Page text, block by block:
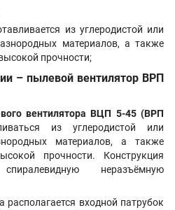
из углеродистой или
материалов, а также
прочности;
– пылевой вентилятор ВРП
вентилятора ВЦП 5-45 (ВРП
из углеродистой или
материалов, а также
прочности. Конструкция
неразъёмную
располагается входной патрубок